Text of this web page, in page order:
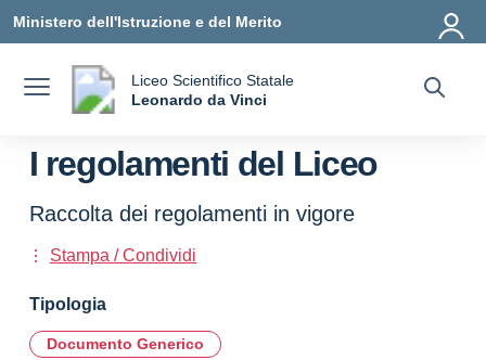
Ministero dell'Istruzione e del Merito
Liceo Scientifico Statale
Leonardo da Vinci
I regolamenti del Liceo
Raccolta dei regolamenti in vigore
Stampa / Condividi
Tipologia
Documento Generico